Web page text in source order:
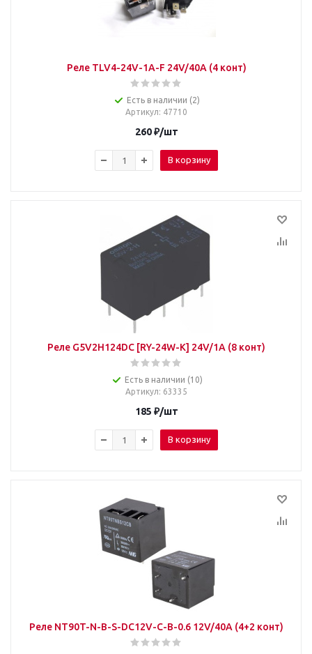
Реле TLV4-24V-1А-F 24V/40A (4 конт)
Есть в наличии (2)
Артикул: 47710
260₽/шт
В корзину
Реле G5V2H124DC [RY-24W-K] 24V/1A (8 конт)
Есть в наличии (10)
Артикул: 63335
185 ₽/шт
В корзину
Реле NT90T-N-B-S-DC12V-C-B-0.6 12V/40A (4+2 конт)